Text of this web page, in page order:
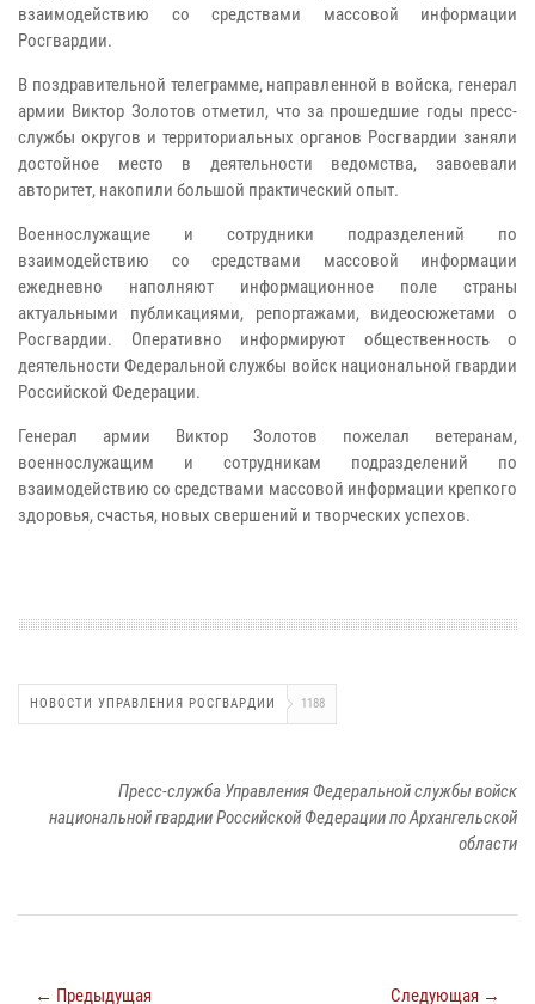
взаимодействию со средствами массовой информации
Росгвардии.
В поздравительной телеграмме, направленной в войска, генерал
армии Виктор Золотов отметил, что за прошедшие годы пресс-
службы округов и территориальных органов Росгвардии заняли
достойное место в деятельности ведомства, завоевали
авторитет, накопили большой практический опыт.
Военнослужащие и сотрудники подразделений по
взаимодействию со средствами массовой информации
ежедневно наполняют информационное поле страны
актуальными публикациями, репортажами, видеосюжетами о
Росгвардии. Оперативно информируют общественность о
деятельности Федеральной службы войск национальной гвардии
Российской Федерации.
Генерал армии Виктор Золотов пожелал ветеранам,
военнослужащим и сотрудникам подразделений по
взаимодействию со средствами массовой информации крепкого
здоровья, счастья, новых свершений и творческих успехов.
НОВОСТИ УПРАВЛЕНИЯ РОСГВАРДИИ 1188
Пресс-служба Управления Федеральной службы войск
национальной гвардии Российской Федерации по Архангельской
области
← Предыдущая Следующая →